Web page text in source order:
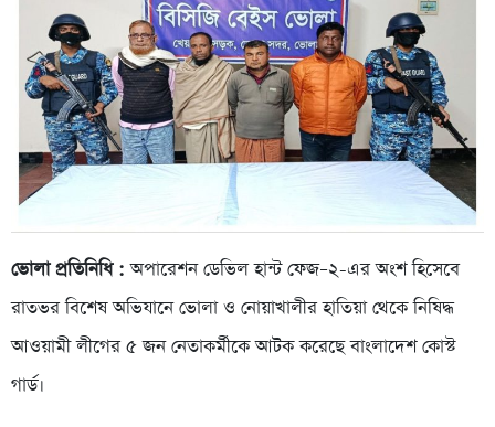
ভোলা প্রতিনিধি :অপারেশন ডেভিল হান্ট ফেজ–২-এর অংশ হিসেবে
রাতভর বিশেষ অভিযানে ভোলা ও নোয়াখালীর হাতিয়া থেকে নিষিদ্ধ
আওয়ামী লীগের ৫ জন নেতাকর্মীকে আটক করেছে বাংলাদেশ কোস্ট
গার্ড।